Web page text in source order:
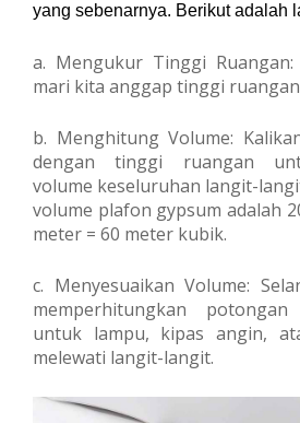
yang sebenarnya. Berikut adalah
a. Mengukur Tinggi
mari kita anggap tinggi
b. Menghitung Volume:
dengan tinggi ruangan
volume keseluruhan langit-
volume plafon gypsum adalah
meter = 60 meter kubik.
c. Menyesuaikan Volume:
memperhitungkan
untuk lampu, kipas angin,
melewati langit-langit.